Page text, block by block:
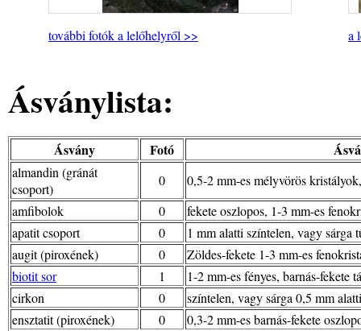
további fotók a lelőhelyről >> a
Ásványlista:
Ásvány Fotó
almandin (gránát
csoport)
0
0,5-2 mm-es mélyvörös
amfibolok
0
fekete oszlopos, 1-3 mm-es
apatit csoport
0
1 mm alatti színtelen, vagy sárga
augit (piroxének)
0
Zöldes-fekete 1-3 mm-es
biotit sor
1
1-2 mm-es fényes, barnás-
cirkon
0
színtelen, vagy sárga 0,5 mm
ensztatit (piroxének)
0
0,3-2 mm-es barnás-fekete